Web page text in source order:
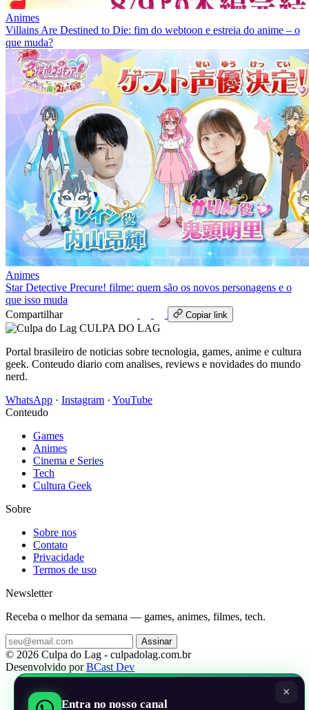
Animes
Villains Are Destined to Die: fim do webtoon e estreia do anime – o
que muda?
Animes
Star Detective Precure! filme: quem são os novos personagens e o
que isso muda
Compartilhar
Copiar link
CULPA DO LAG
Portal brasileiro de noticias sobre tecnologia, games, anime e cultura
geek. Conteudo diario com analises, reviews e novidades do mundo
nerd.
WhatsApp · Instagram · YouTube
Conteudo
Games
Animes
Cinema e Series
Tech
Cultura Geek
Sobre
Sobre nos
Contato
Privacidade
Termos de uso
Newsletter
Receba o melhor da semana — games, animes, filmes, tech.
Assinar
© 2026 Culpa do Lag - culpadolag.com.br
Desenvolvido porBCast Dev
×
Entra no nosso canal